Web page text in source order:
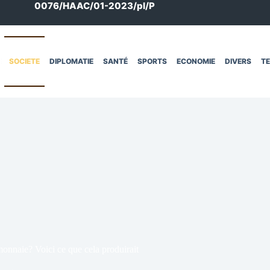
0076/HAAC/01-2023/pl/P
SOCIETE DIPLOMATIE SANTÉ SPORTS ECONOMIE DIVERS